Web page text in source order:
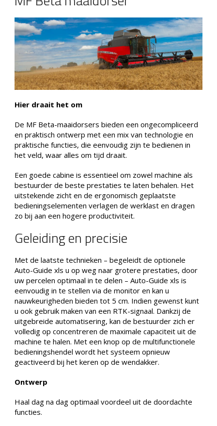
Hier draait het om
De MF Beta-maaidorsers bieden een ongecompliceerd
en praktisch ontwerp met een mix van technologie en
praktische functies, die eenvoudig zijn te bedienen in
het veld, waar alles om tijd draait.
Een goede cabine is essentieel om zowel machine als
bestuurder de beste prestaties te laten behalen. Het
uitstekende zicht en de ergonomisch geplaatste
bedieningselementen verlagen de werklast en dragen
zo bij aan een hogere productiviteit.
Geleiding en precisie
Met de laatste technieken – begeleidt de optionele
Auto-Guide xls u op weg naar grotere prestaties, door
uw percelen optimaal in te delen – Auto-Guide xls is
eenvoudig in te stellen via de monitor en kan u
nauwkeurigheden bieden tot 5 cm. Indien gewenst kunt
u ook gebruik maken van een RTK-signaal. Dankzij de
uitgebreide automatisering, kan de bestuurder zich er
volledig op concentreren de maximale capaciteit uit de
machine te halen. Met een knop op de multifunctionele
bedieningshendel wordt het systeem opnieuw
geactiveerd bij het keren op de wendakker.
Ontwerp
Haal dag na dag optimaal voordeel uit de doordachte
functies.